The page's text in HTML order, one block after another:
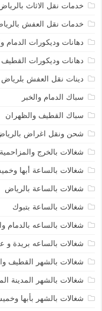
خدمات نقل الاثاث
خدمات نقل العفش
دهانات وديكورات الدمام
دهانات وديكورات
دينات نقل العفش بلرياض
سباك الدمام والخبر
سباك القطيف والظهران
شحن ونقل اغراض
شغالات بالخرج والمزاحمية
شغالات بالساعة أبها
شغالات بالساعة بالرياض
شغالات بالساعة بتبوك
شغالات بالساعه بالدمام
شغالات بالساعه بريدة و
شغالات بالشهر القطيف
شغالات بالشهر المدينة
شغالات بالشهر بأبها